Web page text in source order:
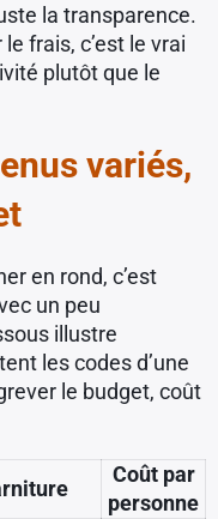
la transparence.
frais, c’est le vrai
plutôt que le
variés,
en rond, c’est
un peu
illustre
les codes d’une
le budget, coût
Coût par
personne